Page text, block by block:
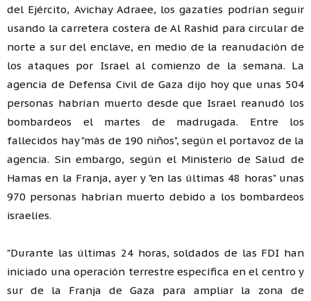
del Ejército, Avichay Adraee, los gazatíes podrían seguir
usando la carretera costera de Al Rashid para circular de
norte a sur del enclave, en medio de la reanudación de
los ataques por Israel al comienzo de la semana. La
agencia de Defensa Civil de Gaza dijo hoy que unas 504
personas habrían muerto desde que Israel reanudó los
bombardeos el martes de madrugada. Entre los
fallecidos hay "más de 190 niños", según el portavoz de la
agencia. Sin embargo, según el Ministerio de Salud de
Hamas en la Franja, ayer y "en las últimas 48 horas" unas
970 personas habrían muerto debido a los bombardeos
israelíes.
"Durante las últimas 24 horas, soldados de las FDI han
iniciado una operación terrestre específica en el centro y
sur de la Franja de Gaza para ampliar la zona de